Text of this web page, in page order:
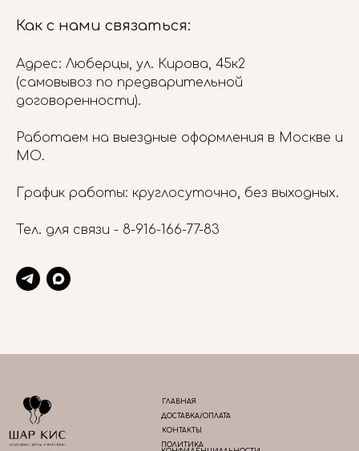
Как с нами связаться:
Адрес: Люберцы, ул. Кирова, 45к2
(самовывоз по предварительной
договоренности).
Работаем на выездные оформления в Москве и
МО.
График работы: круглосуточно, без выходных.
Тел. для связи - 8-916-166-77-83
ГЛАВНАЯ
ДОСТАВКА/ОПЛАТА
КОНТАКТЫ
ПОЛИТИКА